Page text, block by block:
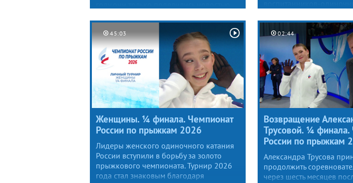
после трогательного номера под
«Вечную любовь» уже вывели на лед
своего сына Михаила.
соревнований первыми
турнира в этой
Двоеглазова и Андрей
в каждом из раундов
всех участников
прыжки.
45:03
Женщины. ¼ финала. Чемпионат
России по прыжкам 2026
Лидеры женского одиночного катания
России вступили в борьбу за золото
прыжкового чемпионата. Турнир 2026
года стал знаковым благодаря
02:44
Возвращение
Трусовой. ¼ финала.
России по прыжкам
Александра Трусова
продолжить
через шесть месяцев